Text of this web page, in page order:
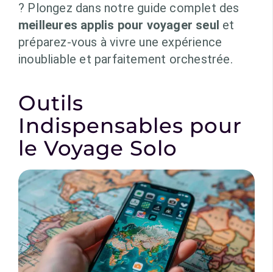
? Plongez dans notre guide complet des
meilleures applis pour voyager seul et
préparez-vous à vivre une expérience
inoubliable et parfaitement orchestrée.
Outils
Indispensables pour
le Voyage Solo